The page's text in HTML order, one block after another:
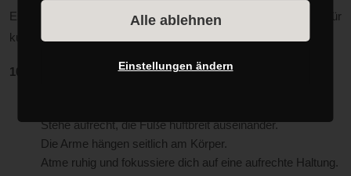
Es wird langsam wieder Herbst und damit auch wieder Zeit für
kurze Yoga-Workouts nach der Arbeit.
10-Minuten Yogaprogramm für Anfänger im Stand:
Stehe aufrecht, die Füße hüftbreit auseinander.
Die Arme hängen seitlich am Körper.
Atme ruhig und fokussiere dich auf eine aufrechte Haltung.
Alle ablehnen
Einstellungen ändern